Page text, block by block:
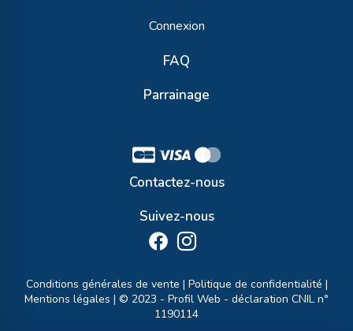
Connexion
FAQ
Parrainage
Contactez-nous
Suivez-nous
Conditions générales de vente | Politique de confidentialité |
Mentions légales | © 2023 - Profil Web - déclaration CNIL n°
1190114